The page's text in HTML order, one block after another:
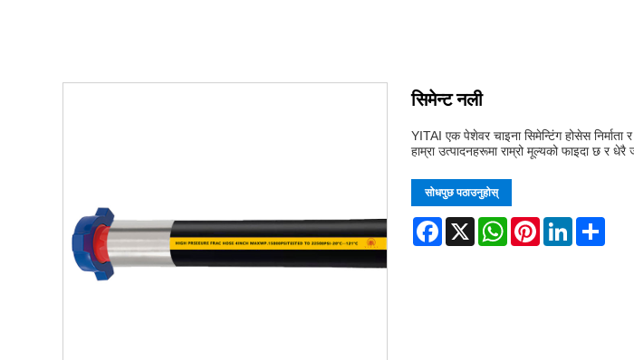
सिमेन्ट नली
YITAI एक पेशेवर चाइना सिमेन्टिंग होसेस निर्माता
हाम्रा उत्पादनहरूमा राम्रो मूल्यको फाइदा छ र
सोधपुछ पठाउनुहोस्
Facebook
X WhatsAppPinterestLinkedIn